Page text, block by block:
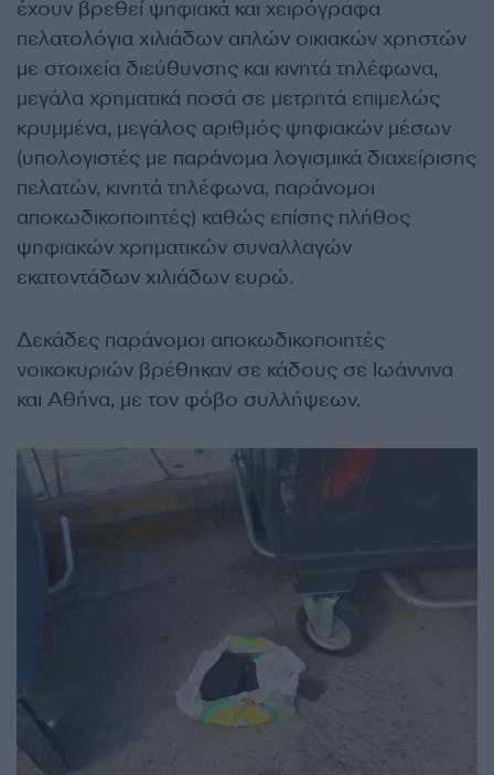
έχουν βρεθεί ψηφιακά και χειρόγραφα
πελατολόγια χιλιάδων απλών οικιακών χρηστών
με στοιχεία διεύθυνσης και κινητά τηλέφωνα,
μεγάλα χρηματικά ποσά σε μετρητά επιμελώς
κρυμμένα, μεγάλος αριθμός ψηφιακών μέσων
(υπολογιστές με παράνομα λογισμικά διαχείρισης
πελατών, κινητά τηλέφωνα, παράνομοι
αποκωδικοποιητές) καθώς επίσης πλήθος
ψηφιακών χρηματικών συναλλαγών
εκατοντάδων χιλιάδων ευρώ.
Δεκάδες παράνομοι αποκωδικοποιητές
νοικοκυριών βρέθηκαν σε κάδους σε Ιωάννινα
και Αθήνα, με τον φόβο συλλήψεων.